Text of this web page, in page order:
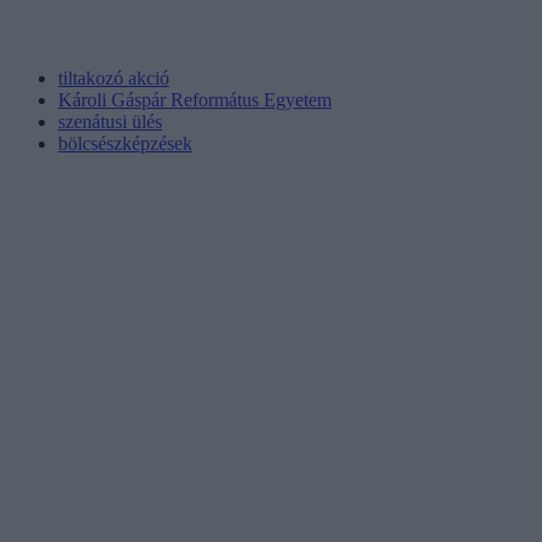
tiltakozó akció
Károli Gáspár Református Egyetem
szenátusi ülés
bölcsészképzések